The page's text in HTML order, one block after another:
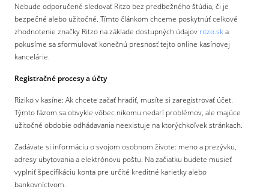
Nebude odporučené sledovať Ritzo bez predbežného štúdia, či je
bezpečné alebo užitočné. Tímto článkom chceme poskytnúť celkové
zhodnotenie značky Ritzo na základe dostupných údajov ritzo.ska
pokusíme sa sformulovať konečnú presnosť tejto online kasínovej
kancelárie.
Registračné procesy a účty
Riziko v kasíne: Ak chcete začať hradiť, musíte si zaregistrovať účet.
Týmto fázom sa obvykle vôbec nikomu nedarí problémov, ale majúce
užitočné obdobie odhádavania neexistuje na ktorýchkoľvek stránkach.
Zadávate si informáciu o svojom osobnom živote: meno a prezývku,
adresy ubytovania a elektrónovu poštu. Na začiatku budete musieť
vyplniť špecifikáciu konta pre určité kreditné karietky alebo
bankovníctvom.